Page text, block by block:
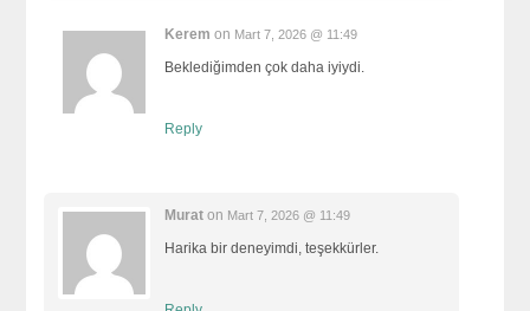
Kerem on Mart 7, 2026 @ 11:49
Beklediğimden çok daha iyiydi.
Reply
Murat on Mart 7, 2026 @ 11:49
Harika bir deneyimdi, teşekkürler.